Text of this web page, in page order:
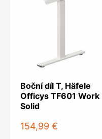
Boční díl T, Häfele
Officys TF601 Work
Solid
154,99 €